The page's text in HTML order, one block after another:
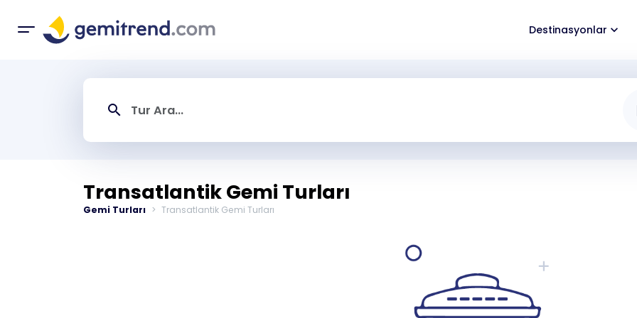
Destinasyonlar
search
Transatlantik Gemi Turları
Gemi Turları Transatlantik Gemi Turları